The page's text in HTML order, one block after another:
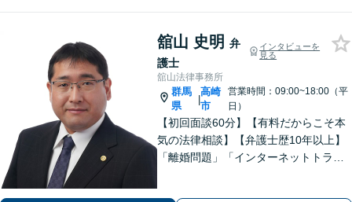
舘山 史明 弁
護士
インタビューを
見る
舘山法律事務所
群馬
県
|
高崎
市
営業時間：09:00~18:00（平
日）
【初回面談60分】【有料だからこそ本
気の法律相談】【弁護士歴10年以上】
「離婚問題」「インターネットトラブ